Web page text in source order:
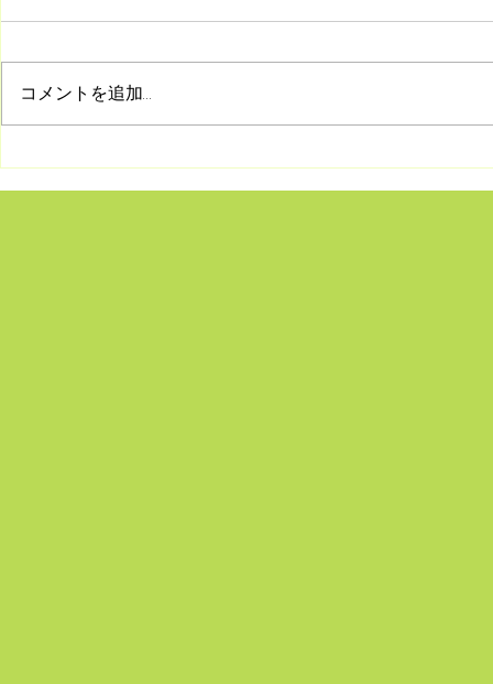
8/2 シリーズ「旧約聖書との
7/26 マタ
コメントを追加…